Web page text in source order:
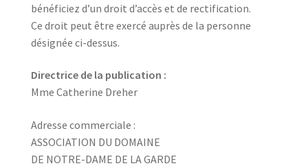
bénéficiez d’un droit d’accès et de rectification.
Ce droit peut être exercé auprès de la personne
désignée ci-dessus.
Directrice de la publication :
Mme Catherine Dreher
Adresse commerciale :
ASSOCIATION DU DOMAINE
DE NOTRE-DAME DE LA GARDE